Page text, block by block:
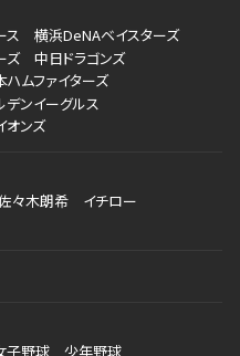
ス
横浜DeNAベイスターズ
ズ
中日ドラゴンズ
ムファイターズ
ンイーグルス
オンズ
々木朗希
イチロー
子野球 少年野球